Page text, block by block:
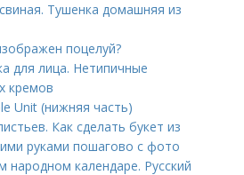
Тушенка домашняя из
поцелуй?
для лица. Нетипичные
кремов
Unit (нижняя часть)
Как сделать букет из
руками пошагово с фото
народном календаре. Русский